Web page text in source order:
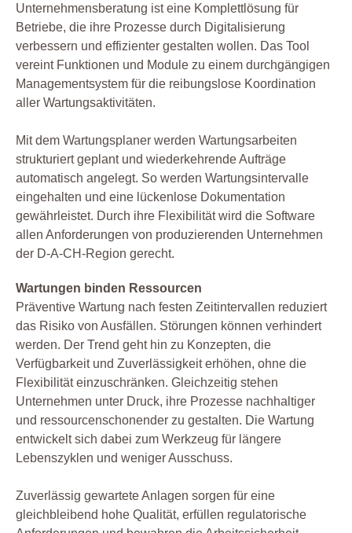
Unternehmensberatung ist eine Komplettlösung für
Betriebe, die ihre Prozesse durch Digitalisierung
verbessern und effizienter gestalten wollen. Das Tool
vereint Funktionen und Module zu einem durchgängigen
Managementsystem für die reibungslose Koordination
aller Wartungsaktivitäten.
Mit dem Wartungsplaner werden Wartungsarbeiten
strukturiert geplant und wiederkehrende Aufträge
automatisch angelegt. So werden Wartungsintervalle
eingehalten und eine lückenlose Dokumentation
gewährleistet. Durch ihre Flexibilität wird die Software
allen Anforderungen von produzierenden Unternehmen
der D-A-CH-Region gerecht.
Wartungen binden Ressourcen
Präventive Wartung nach festen Zeitintervallen reduziert
das Risiko von Ausfällen. Störungen können verhindert
werden. Der Trend geht hin zu Konzepten, die
Verfügbarkeit und Zuverlässigkeit erhöhen, ohne die
Flexibilität einzuschränken. Gleichzeitig stehen
Unternehmen unter Druck, ihre Prozesse nachhaltiger
und ressourcenschonender zu gestalten. Die Wartung
entwickelt sich dabei zum Werkzeug für längere
Lebenszyklen und weniger Ausschuss.
Zuverlässig gewartete Anlagen sorgen für eine
gleichbleibend hohe Qualität, erfüllen regulatorische